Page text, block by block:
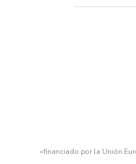
«financiado por la Unión